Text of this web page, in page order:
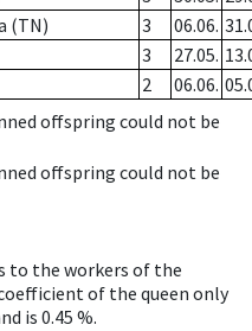
(TN) 3 06.06.
3 27.05.
2 06.06.
offspring could not be
offspring could not be
to the workers of the
of the queen only
is 0.45 %.